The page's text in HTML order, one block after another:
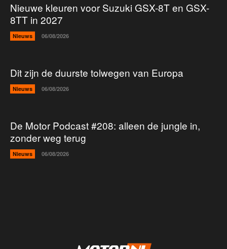
Nieuwe kleuren voor Suzuki GSX-8T en GSX-
8TT in 2027
Nieuws 06/08/2026
Dit zijn de duurste tolwegen van Europa
Nieuws 06/08/2026
De Motor Podcast #208: alleen de jungle in,
zonder weg terug
Nieuws 06/08/2026